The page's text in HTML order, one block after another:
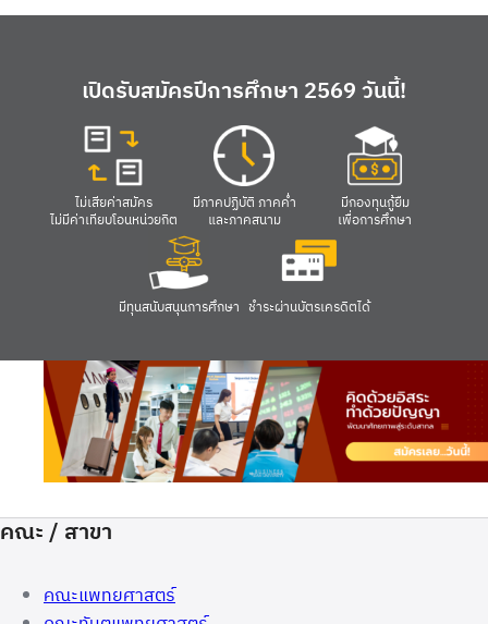
เปิดรับสมัครปีการศึกษา 2569 วันนี้!
ไม่เสียค่าสมัคร
ไม่มีค่าเทียบโอนหน่วยกิต
มีภาคปฏิบัติ ภาคค่ำ
และภาคสนาม
มีกองทุนกู้ยืม
เพื่อการศึกษา
มีทุนสนับสนุนการศึกษา ชำระผ่านบัตรเครดิตได้
คณะ / สาขา
คณะแพทยศาสตร์